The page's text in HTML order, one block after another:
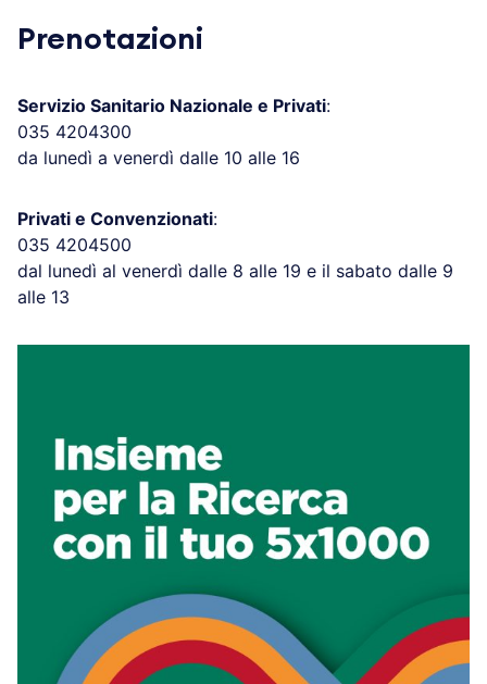
Prenotazioni
Servizio Sanitario Nazionale e Privati:
035 4204300
da lunedì a venerdì dalle 10 alle 16
Privati e Convenzionati:
035 4204500
dal lunedì al venerdì dalle 8 alle 19 e il sabato dalle 9
alle 13